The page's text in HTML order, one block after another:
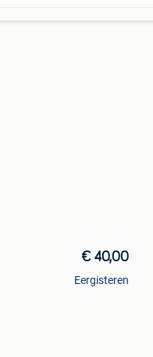
€ 40,00
Eergisteren